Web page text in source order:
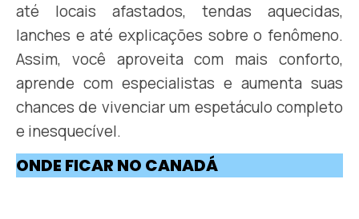
até locais afastados, tendas aquecidas,
lanches e até explicações sobre o fenômeno.
Assim, você aproveita com mais conforto,
aprende com especialistas e aumenta suas
chances de vivenciar um espetáculo completo
e inesquecível.
ONDE FICAR NO CANADÁ